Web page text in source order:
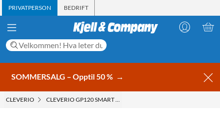
PRIVATPERSON BEDRIFT
SOMMERSALG – Opptil 50 % →
CLEVERIO CLEVERIO GP120 SMART FJERNSTRØMBRYTER FOR